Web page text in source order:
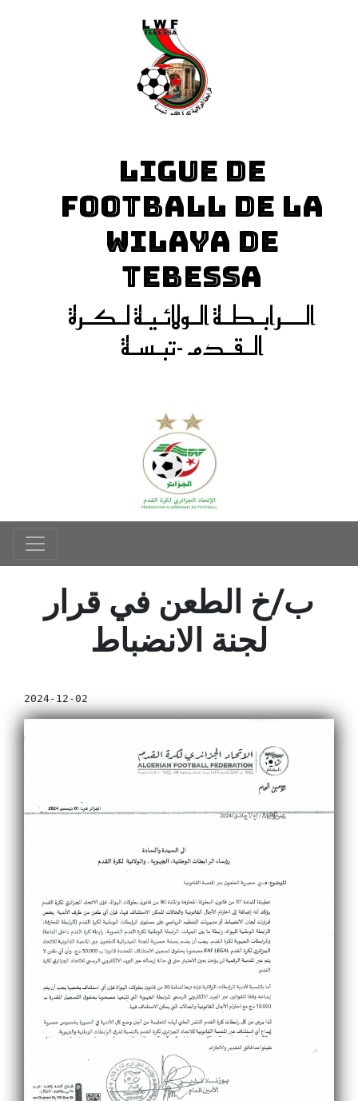
LIGUE DE
FOOTBALL DE LA
WILAYA DE
TEBESSA
الـــرابـطـة الـولائـيـة لـكـرة
الـقـدم -تبـسـة
ب/خ الطعن في قرار
لجنة الانضباط
2024-12-02